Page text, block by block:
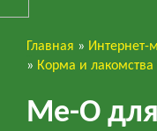
Главная » Интернет-
» Корма и лакомства
Ме-О